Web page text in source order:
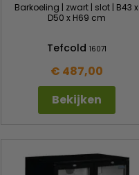
Barkoeling | zwart | slot | B43 x
D50 x H69 cm
Tefcold 16071
€ 487,00
Bekijken